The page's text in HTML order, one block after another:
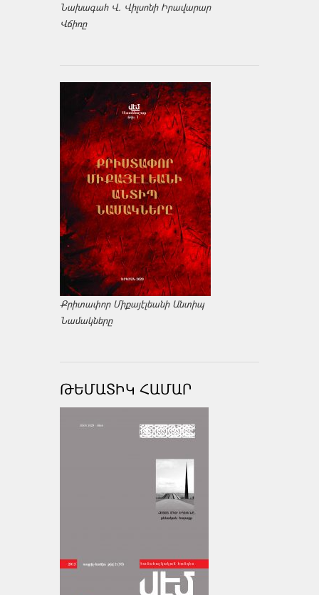
Նախագահ Վ. Վիլսոնի Իրավարար
Վճիռը
Քրիտափոր Միքայէլեանի Անտիպ
Նամակները
ԹԵՄԱՏԻԿ ՀԱՄԱՐ